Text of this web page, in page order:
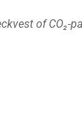
of CO₂-